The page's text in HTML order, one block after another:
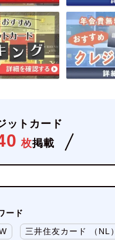
ットカード
枚掲載
ード
三井住友カード （NL）